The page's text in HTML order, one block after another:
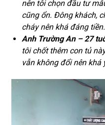
nên tôi chọn đầu tư
cũng ổn. Đông khách,
cháy nên khá đáng
Anh Trường An – 27
tôi chốt thêm con tủ
vẫn không đổi nên khá